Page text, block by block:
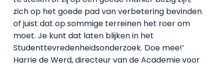
zich op het goede pad van verbetering bevinden
of juist dat op sommige terreinen het roer om
moet. Je kunt dat laten blijken in het
Studenttevredenheidsonderzoek. Doe mee!’
Harrie de Werd, directeur van de Academie voor